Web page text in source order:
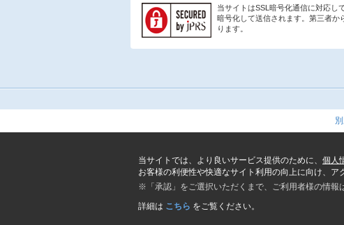
当サイトはSSL暗号化通信に対応し
暗号化して送信されます。第三者か
ります。
当サイトでは、より良いサービス提供のために、 個人
お客様の利便性や快適なサイト利用の向上に向け、ア
※「承認」をご選択いただくまで、ご利用者様の情報
詳細は こちら をご覧ください。